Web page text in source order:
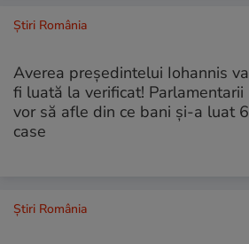
Știri România
Averea președintelui Iohannis va
fi luată la verificat! Parlamentarii
vor să afle din ce bani și-a luat 6
case
Știri România